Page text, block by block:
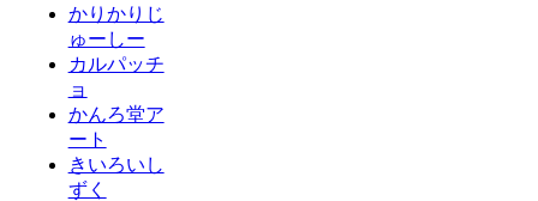
かりかりじ
ゅーしー
カルパッチ
ョ
かんろ堂ア
ート
きいろいし
ずく